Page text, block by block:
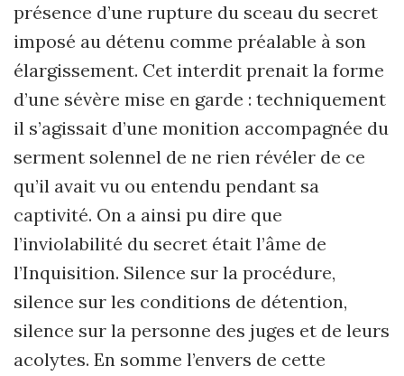
présence d’une rupture du sceau du secret
imposé au détenu comme préalable à son
élargissement. Cet interdit prenait la forme
d’une sévère mise en garde : techniquement
il s’agissait d’une monition accompagnée du
serment solennel de ne rien révéler de ce
qu’il avait vu ou entendu pendant sa
captivité. On a ainsi pu dire que
l’inviolabilité du secret était l’âme de
l’Inquisition. Silence sur la procédure,
silence sur les conditions de détention,
silence sur la personne des juges et de leurs
acolytes. En somme l’envers de cette